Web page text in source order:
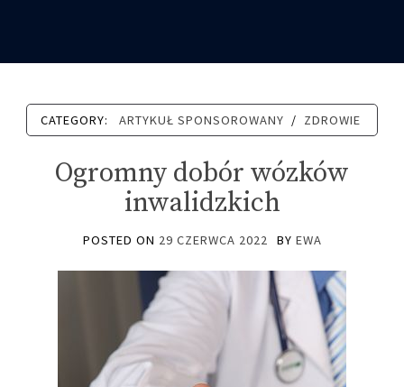
CATEGORY: ARTYKUŁ SPONSOROWANY / ZDROWIE
Ogromny dobór wózków
inwalidzkich
POSTED ON 29 CZERWCA 2022 BY EWA